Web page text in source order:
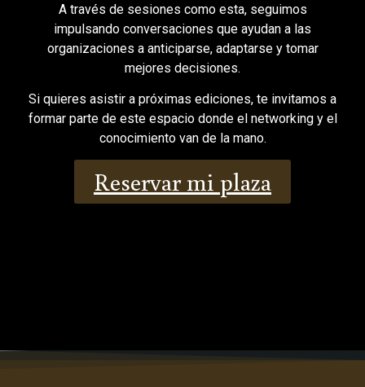
A través de sesiones como esta, seguimos
impulsando conversaciones que ayudan a las
organizaciones a anticiparse, adaptarse y tomar
mejores decisiones.
Si quieres asistir a próximas ediciones, te invitamos a
formar parte de este espacio donde el networking y el
conocimiento van de la mano.
Reservar mi plaza